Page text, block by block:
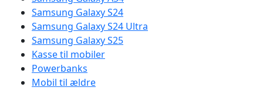
Samsung Galaxy S24
Samsung Galaxy S24 Ultra
Samsung Galaxy S25
Kasse til mobiler
Powerbanks
Mobil til ældre